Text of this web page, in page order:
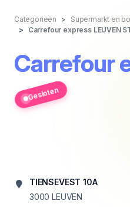
Categorieën Supermarkt en
Carrefour express LEUVEN
Carrefour
Gesloten
TIENSEVEST 10A
3000 LEUVEN